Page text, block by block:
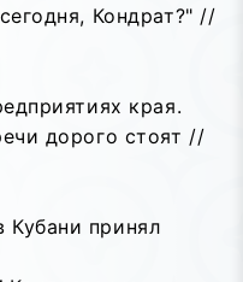
Кондрат?" //
края.
дорого стоят //
принял